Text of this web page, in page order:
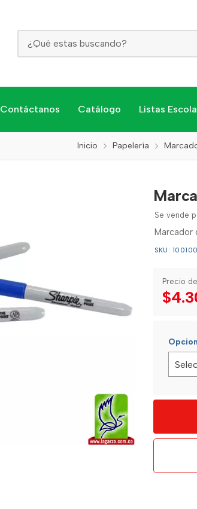
Contáctanos Catálogo Listas
Inicio Papelería
Se vende
Marcador
SKU:
Precio